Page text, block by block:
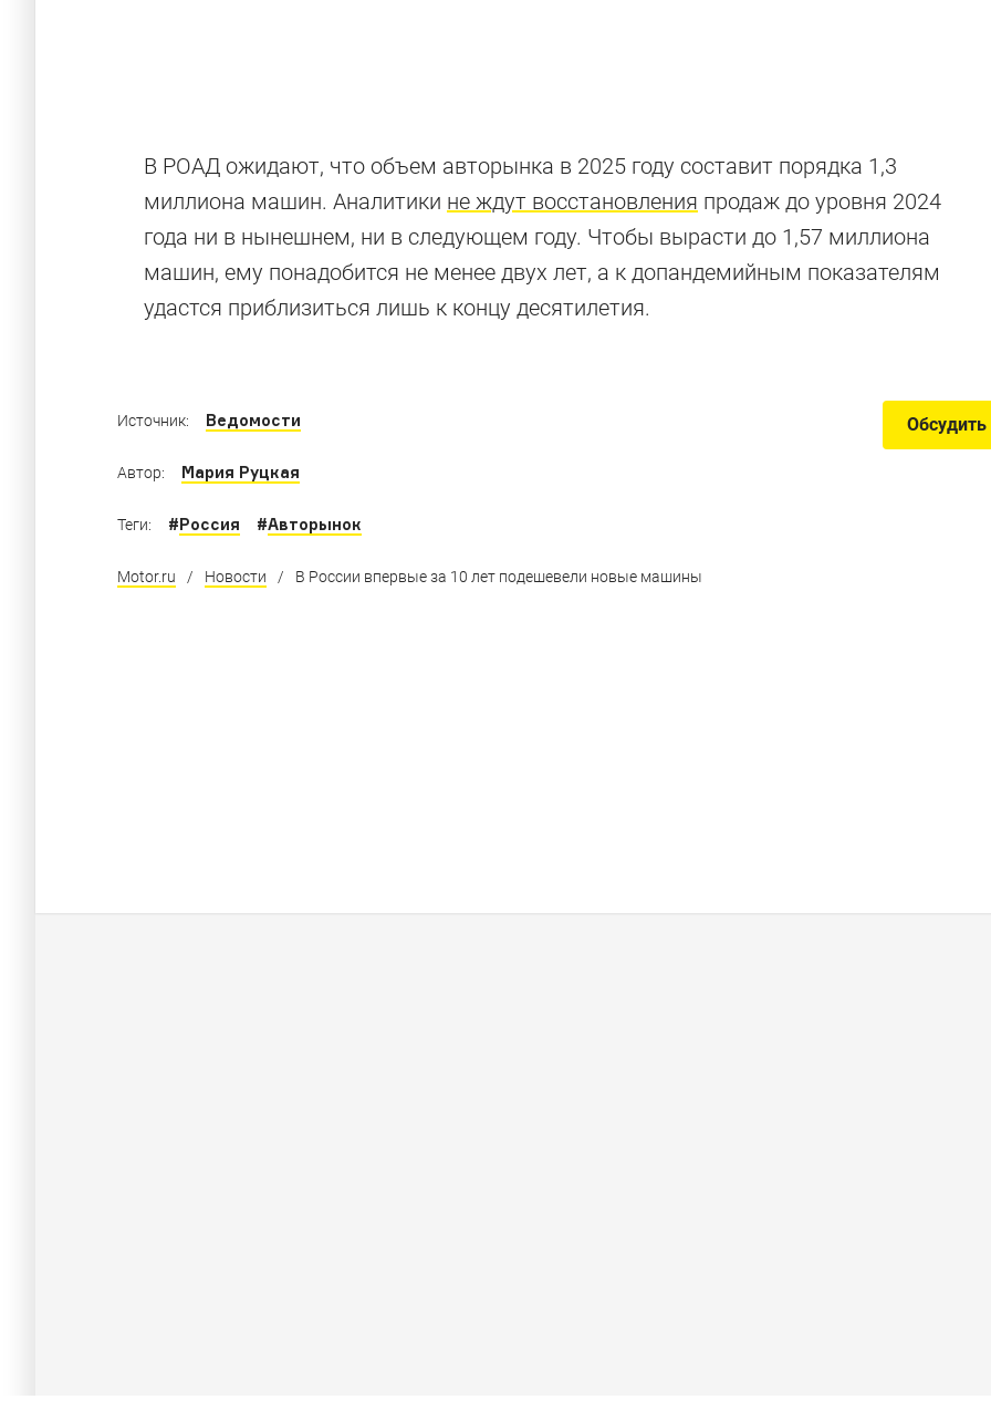
В РОАД ожидают, что объем авторынка в 2025 году составит порядка 1,3
миллиона машин. Аналитики не ждут восстановления продаж до уровня 2024
года ни в нынешнем, ни в следующем году. Чтобы вырасти до 1,57 миллиона
машин, ему понадобится не менее двух лет, а к допандемийным показателям
удастся приблизиться лишь к концу десятилетия.
Очень доступные
Доступные модели для разных стран (но не для России)
Обсудить
Источник: Ведомости
Автор: Мария Руцкая
Теги: #Россия #Авторынок
Motor.ru / Новости / В России впервые за 10 лет подешевели новые машины